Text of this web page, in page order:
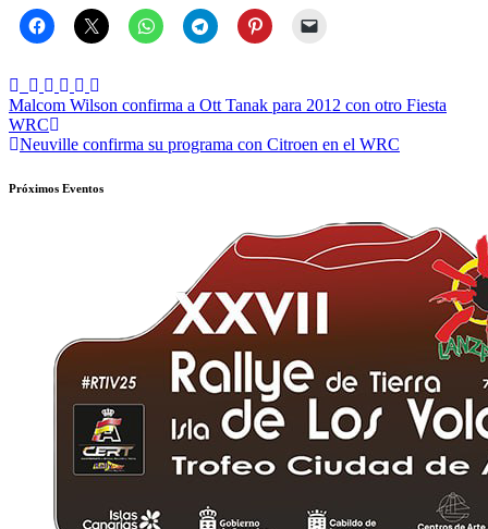
Navegación
de
Malcom Wilson confirma a Ott Tanak para 2012 con otro Fiesta
WRC
Neuville confirma su programa con Citroen en el WRC
Próximos Eventos